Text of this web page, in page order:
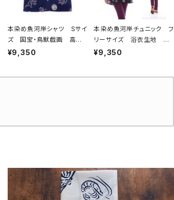
本染め魚河岸シャツ Sサイ
ズ 国宝・鳥獣戯画 高山
寺公認 認定証付き 木綿
¥9,350
本染め魚河岸チュニック フ
リーサイズ 浴衣生地 涼
麻柄 黒×ピンク・水色グラ
¥9,350